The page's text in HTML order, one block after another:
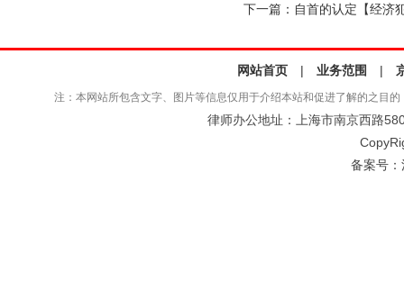
下一篇： 自首的认定【经济
网站首页 | 业务范围 |
注：本网站所包含文字、图片等信息仅用于介绍本站和促进了解的之目
律师办公地址：上海市南京西路
备案号：